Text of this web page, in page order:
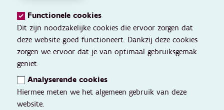
Functionele cookies
Dit zijn noodzakelijke cookies die ervoor zorgen dat
deze website goed functioneert. Dankzij deze cookies
zorgen we ervoor dat je van optimaal gebruiksgemak
geniet.
Analyserende cookies
Hiermee meten we het algemeen gebruik van deze
website.